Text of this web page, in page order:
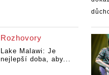
Rozhovory
Lake Malawi: Je
nejlepší doba, aby...